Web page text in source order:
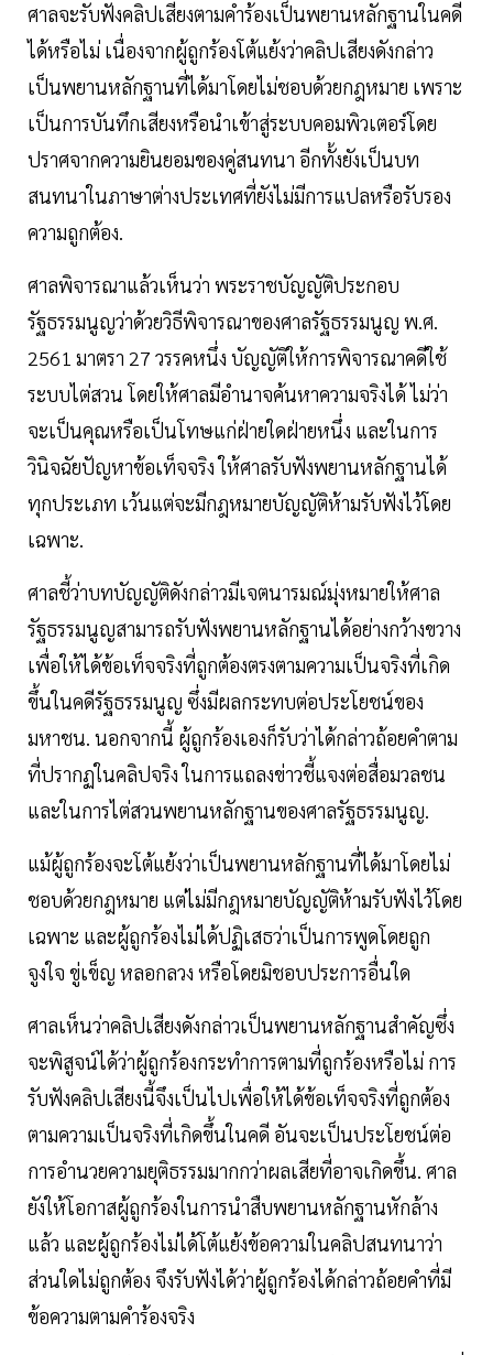
ศาลจะรับฟังคลิปเสียงตามคำร้องเป็นพยานหลักฐานในคดี
ได้หรือไม่ เนื่องจากผู้ถูกร้องโต้แย้งว่าคลิปเสียงดังกล่าว
เป็นพยานหลักฐานที่ได้มาโดยไม่ชอบด้วยกฎหมาย เพราะ
เป็นการบันทึกเสียงหรือนำเข้าสู่ระบบคอมพิวเตอร์โดย
ปราศจากความยินยอมของคู่สนทนา อีกทั้งยังเป็นบท
สนทนาในภาษาต่างประเทศที่ยังไม่มีการแปลหรือรับรอง
ความถูกต้อง.
ศาลพิจารณาแล้วเห็นว่า พระราชบัญญัติประกอบ
รัฐธรรมนูญว่าด้วยวิธีพิจารณาของศาลรัฐธรรมนูญ พ.ศ.
2561 มาตรา 27 วรรคหนึ่ง บัญญัติให้การพิจารณาคดีใช้
ระบบไต่สวน โดยให้ศาลมีอำนาจค้นหาความจริงได้ ไม่ว่า
จะเป็นคุณหรือเป็นโทษแก่ฝ่ายใดฝ่ายหนึ่ง และในการ
วินิจฉัยปัญหาข้อเท็จจริง ให้ศาลรับฟังพยานหลักฐานได้
ทุกประเภท เว้นแต่จะมีกฎหมายบัญญัติห้ามรับฟังไว้โดย
เฉพาะ.
ศาลชี้ว่าบทบัญญัติดังกล่าวมีเจตนารมณ์มุ่งหมายให้ศาล
รัฐธรรมนูญสามารถรับฟังพยานหลักฐานได้อย่างกว้างขวาง
เพื่อให้ได้ข้อเท็จจริงที่ถูกต้องตรงตามความเป็นจริงที่เกิด
ขึ้นในคดีรัฐธรรมนูญ ซึ่งมีผลกระทบต่อประโยชน์ของ
มหาชน. นอกจากนี้ ผู้ถูกร้องเองก็รับว่าได้กล่าวถ้อยคำตาม
ที่ปรากฏในคลิปจริง ในการแถลงข่าวชี้แจงต่อสื่อมวลชน
และในการไต่สวนพยานหลักฐานของศาลรัฐธรรมนูญ.
แม้ผู้ถูกร้องจะโต้แย้งว่าเป็นพยานหลักฐานที่ได้มาโดยไม่
ชอบด้วยกฎหมาย แต่ไม่มีกฎหมายบัญญัติห้ามรับฟังไว้โดย
เฉพาะ และผู้ถูกร้องไม่ได้ปฏิเสธว่าเป็นการพูดโดยถูก
จูงใจ ขู่เข็ญ หลอกลวง หรือโดยมิชอบประการอื่นใด
ศาลเห็นว่าคลิปเสียงดังกล่าวเป็นพยานหลักฐานสำคัญซึ่ง
จะพิสูจน์ได้ว่าผู้ถูกร้องกระทำการตามที่ถูกร้องหรือไม่ การ
รับฟังคลิปเสียงนี้จึงเป็นไปเพื่อให้ได้ข้อเท็จจริงที่ถูกต้อง
ตามความเป็นจริงที่เกิดขึ้นในคดี อันจะเป็นประโยชน์ต่อ
การอำนวยความยุติธรรมมากกว่าผลเสียที่อาจเกิดขึ้น. ศาล
ยังให้โอกาสผู้ถูกร้องในการนำสืบพยานหลักฐานหักล้าง
แล้ว และผู้ถูกร้องไม่ได้โต้แย้งข้อความในคลิปสนทนาว่า
ส่วนใดไม่ถูกต้อง จึงรับฟังได้ว่าผู้ถูกร้องได้กล่าวถ้อยคำที่มี
ข้อความตามคำร้องจริง